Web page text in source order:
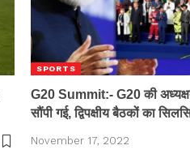
SPORTS
G20 Summit:- G20 की
सौंपी गई, द्विपक्षीय बैठकों का
November 17, 2022